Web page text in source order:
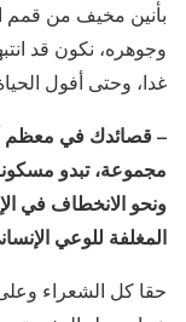
بأنين مخيف من قمم
وجوهره، نكون قد
غدا، وحتى أفول
– قصائدك في معظم
مجموعة، تبدو
ونحو الانخطاف في
المغلفة للوعي
حقا كل الشعراء